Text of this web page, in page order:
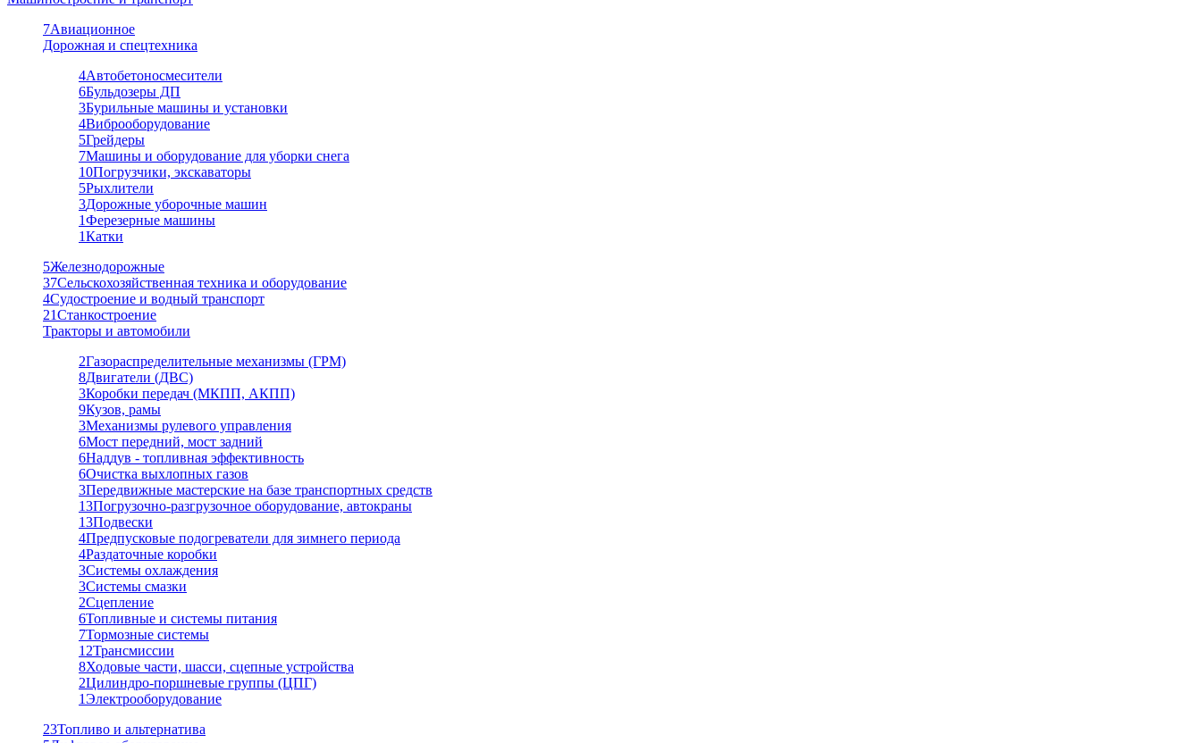
7Авиационное
Дорожная и спецтехника
4Автобетоносмесители
6Бульдозеры ДП
3Бурильные машины и установки
4Виброоборудование
5Грейдеры
7Машины и оборудование для уборки снега
10Погрузчики, экскаваторы
5Рыхлители
3Дорожные уборочные машин
1Ферезерные машины
1Катки
5Железнодорожные
37Сельскохозяйственная техника и оборудование
4Судостроение и водный транспорт
21Станкостроение
Тракторы и автомобили
2Газораспределительные механизмы (ГРМ)
8Двигатели (ДВС)
3Коробки передач (МКПП, АКПП)
9Кузов, рамы
3Механизмы рулевого управления
6Мост передний, мост задний
6Наддув - топливная эффективность
6Очистка выхлопных газов
3Передвижные мастерские на базе транспортных средств
13Погрузочно-разгрузочное оборудование, автокраны
13Подвески
4Предпусковые подогреватели для зимнего периода
4Раздаточные коробки
3Системы охлаждения
3Системы смазки
2Сцепление
6Топливные и системы питания
7Тормозные системы
12Трансмиссии
8Ходовые части, шасси, сцепные устройства
2Цилиндро-поршневые группы (ЦПГ)
1Электрооборудование
23Топливо и альтернатива